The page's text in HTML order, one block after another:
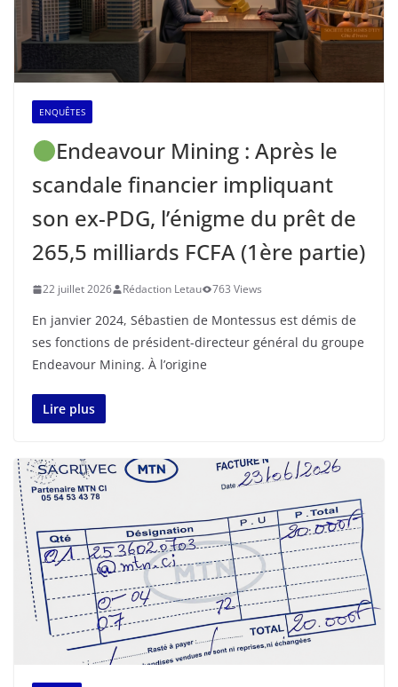
ENQUÊTES
Endeavour Mining : Après le
scandale financier impliquant
son ex-PDG, l’énigme du prêt de
265,5 milliards FCFA (1ère partie)
22 juillet 2026 Rédaction Letau 763 Views
En janvier 2024, Sébastien de Montessus est démis de
ses fonctions de président-directeur général du groupe
Endeavour Mining. À l’origine
Lire plus